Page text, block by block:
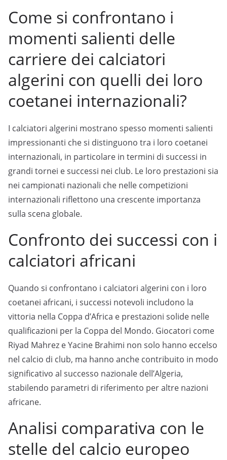
Come si confrontano i
momenti salienti delle
carriere dei calciatori
algerini con quelli dei loro
coetanei internazionali?
I calciatori algerini mostrano spesso momenti salienti
impressionanti che si distinguono tra i loro coetanei
internazionali, in particolare in termini di successi in
grandi tornei e successi nei club. Le loro prestazioni sia
nei campionati nazionali che nelle competizioni
internazionali riflettono una crescente importanza
sulla scena globale.
Confronto dei successi con i
calciatori africani
Quando si confrontano i calciatori algerini con i loro
coetanei africani, i successi notevoli includono la
vittoria nella Coppa d’Africa e prestazioni solide nelle
qualificazioni per la Coppa del Mondo. Giocatori come
Riyad Mahrez e Yacine Brahimi non solo hanno eccelso
nel calcio di club, ma hanno anche contribuito in modo
significativo al successo nazionale dell’Algeria,
stabilendo parametri di riferimento per altre nazioni
africane.
Analisi comparativa con le
stelle del calcio europeo